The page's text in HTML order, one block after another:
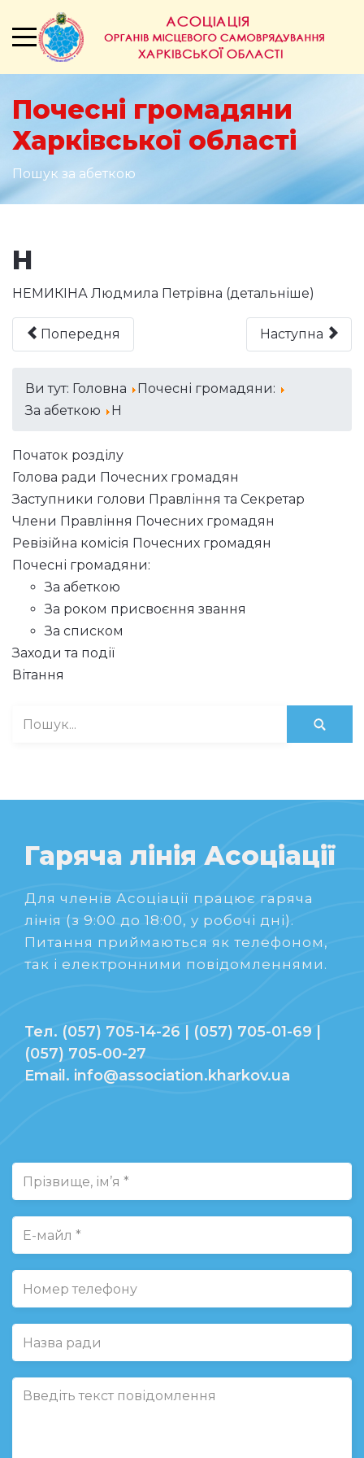
Почесні громадяни
Харківської області
Пошук за абеткою
Н
НЕМИКІНА Людмила Петрівна (детальніше)
Попередня Наступна
Ви тут: Головна
Почесні громадяни:
За абеткою
Н
Початок розділу
Голова ради Почесних громадян
Заступники голови Правління та Секретар
Члени Правління Почесних громадян
Ревізійна комісія Почесних громадян
Почесні громадяни:
За абеткою
За роком присвоєння звання
За списком
Заходи та події
Вітання
Гаряча лінія Асоціації
Для членів Асоціації працює гаряча
лінія (з 9:00 до 18:00, у робочі дні).
Питання приймаються як телефоном,
так і електронними повідомленнями.
Тел. (057) 705-14-26 | (057) 705-01-69 |
(057) 705-00-27
Email. info@association.kharkov.ua